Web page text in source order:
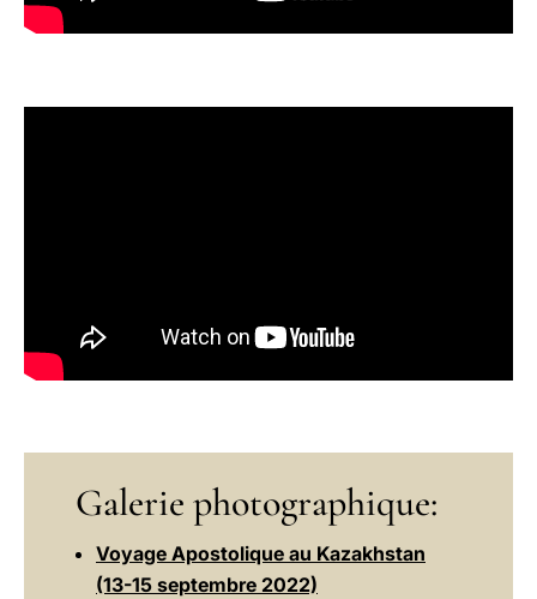
Galerie photographique:
Voyage Apostolique au Kazakhstan
(13-15 septembre 2022)